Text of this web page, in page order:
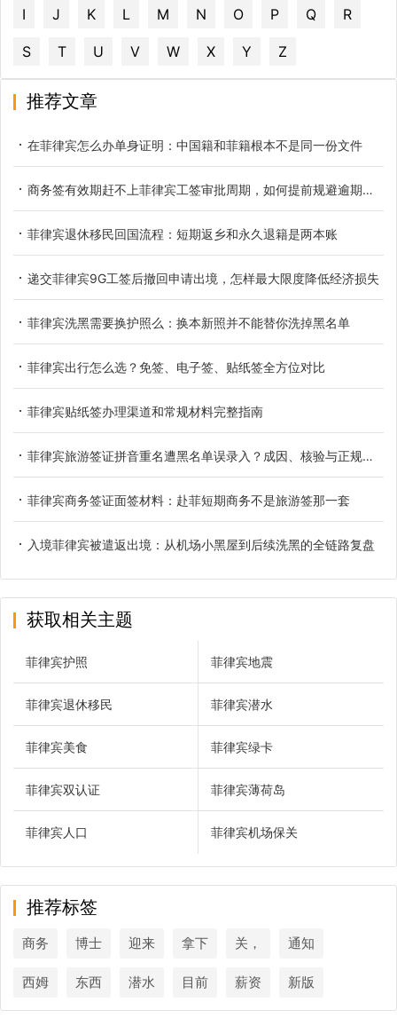
I J K L M N O P Q R
S T U V W X Y Z
推荐文章
在菲律宾怎么办单身证明：中国籍和菲籍根本不是同一份文件
商务签有效期赶不上菲律宾工签审批周期，如何提前规避逾期滞留
菲律宾退休移民回国流程：短期返乡和永久退籍是两本账
递交菲律宾9G工签后撤回申请出境，怎样最大限度降低经济损失
菲律宾洗黑需要换护照么：换本新照并不能替你洗掉黑名单
菲律宾出行怎么选？免签、电子签、贴纸签全方位对比
菲律宾贴纸签办理渠道和常规材料完整指南
菲律宾旅游签证拼音重名遭黑名单误录入？成因、核验与正规解决办法
菲律宾商务签证面签材料：赴菲短期商务不是旅游签那一套
入境菲律宾被遣返出境：从机场小黑屋到后续洗黑的全链路复盘
获取相关主题
菲律宾护照 菲律宾地震
菲律宾退休移民 菲律宾潜水
菲律宾美食 菲律宾绿卡
菲律宾双认证 菲律宾薄荷岛
菲律宾人口 菲律宾机场保关
推荐标签
商务 博士 迎来 拿下 关， 通知
西姆 东西 潜水 目前 薪资 新版